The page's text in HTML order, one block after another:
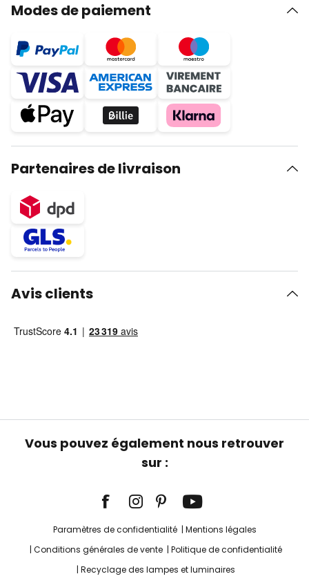
Modes de paiement
Partenaires de livraison
Avis clients
Vous pouvez également nous retrouver
sur :
Paramètres de confidentialité
Mentions légales
Conditions générales de vente
Politique de confidentialité
Recyclage des lampes et luminaires